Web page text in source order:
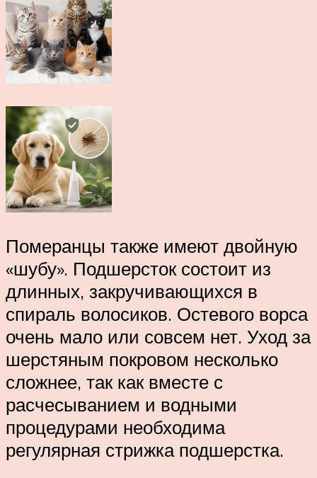
Померанцы также имеют двойную
«шубу». Подшерсток состоит из
длинных, закручивающихся в
спираль волосиков. Остевого ворса
очень мало или совсем нет. Уход за
шерстяным покровом несколько
сложнее, так как вместе с
расчесыванием и водными
процедурами необходима
регулярная стрижка подшерстка.